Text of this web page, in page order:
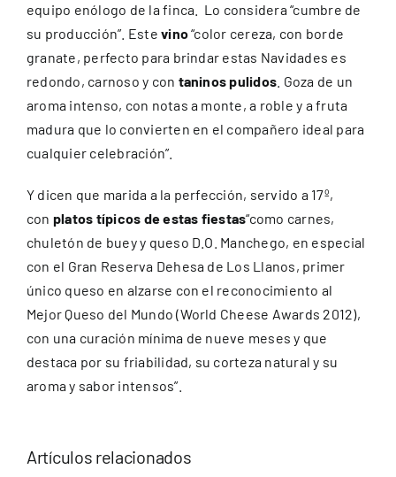
Español
equipo enólogo de la finca. Lo considera “cumbre de
su producción”. Estevino“color cereza, con borde
granate, perfecto para brindar estas Navidades es
redondo, carnoso y con taninos pulidos . Goza de un
aroma intenso, con notas a monte, a roble y a fruta
madura que lo convierten en el compañero ideal para
cualquier celebración”.
Y dicen que marida a la perfección, servido a 17º,
con platos típicos de estas fiestas“como carnes,
chuletón de buey y queso D.O. Manchego, en especial
con el Gran Reserva Dehesa de Los Llanos, primer
único queso en alzarse con el reconocimiento al
Mejor Queso del Mundo (World Cheese Awards 2012),
con una curación mínima de nueve meses y que
destaca por su friabilidad, su corteza natural y su
aroma y sabor intensos”.
Artículos relacionados